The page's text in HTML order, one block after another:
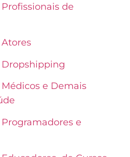
de
e Demais
e